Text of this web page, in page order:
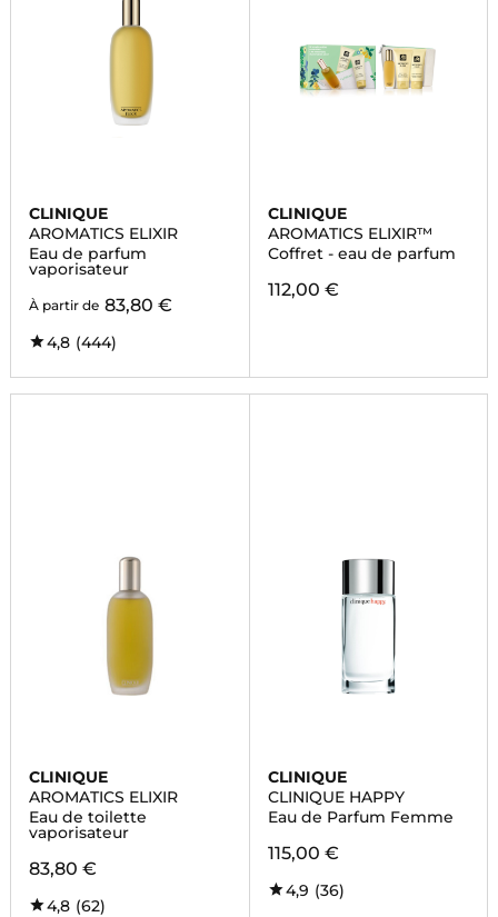
CLINIQUE
AROMATICS ELIXIR
Eau de parfum
vaporisateur
À partir de 83,80 €
4,8 (444)
CLINIQUE
AROMATICS ELIXIR™
Coffret - eau de parfum
112,00 €
CLINIQUE
AROMATICS ELIXIR
Eau de toilette
vaporisateur
83,80 €
4,8 (62)
CLINIQUE
CLINIQUE HAPPY
Eau de Parfum Femme
115,00 €
4,9 (36)